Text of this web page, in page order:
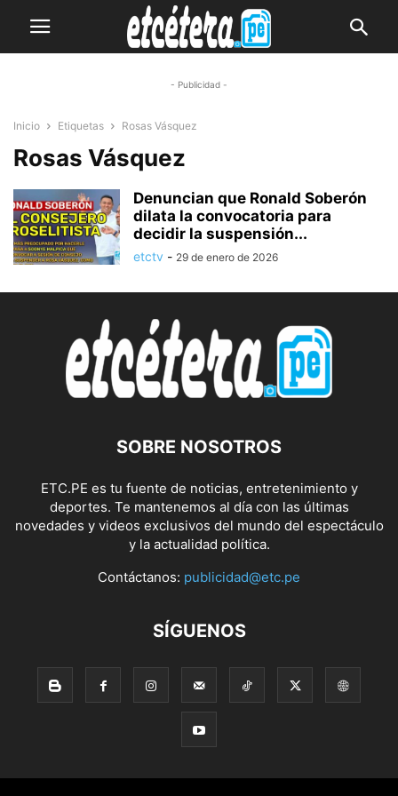
- Publicidad -
Inicio Etiquetas Rosas Vásquez
Rosas Vásquez
Denuncian que Ronald Soberón
dilata la convocatoria para
decidir la suspensión...
etctv - 29 de enero de 2026
SOBRE NOSOTROS
ETC.PE es tu fuente de noticias, entretenimiento y
deportes. Te mantenemos al día con las últimas
novedades y videos exclusivos del mundo del espectáculo
y la actualidad política.
Contáctanos: publicidad@etc.pe
SÍGUENOS